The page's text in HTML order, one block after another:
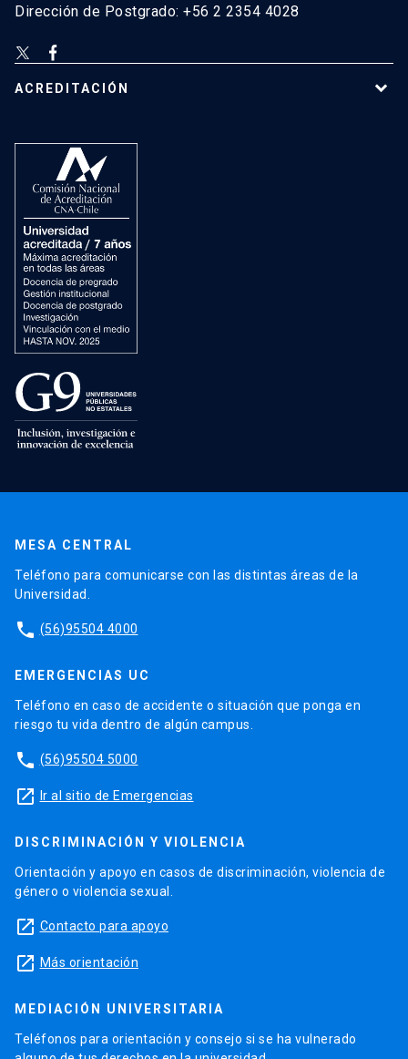
Dirección de Postgrado: +56 2 2354 4028
ACREDITACIÓN
MESA CENTRAL
Teléfono para comunicarse con las distintas áreas de la
Universidad.
phone (56)95504 4000
EMERGENCIAS UC
Teléfono en caso de accidente o situación que ponga en
riesgo tu vida dentro de algún campus.
phone (56)95504 5000
launch Ir al sitio de Emergencias
DISCRIMINACIÓN Y VIOLENCIA
Orientación y apoyo en casos de discriminación, violencia de
género o violencia sexual.
launch Contacto para apoyo
launch Más orientación
MEDIACIÓN UNIVERSITARIA
Teléfonos para orientación y consejo si se ha vulnerado